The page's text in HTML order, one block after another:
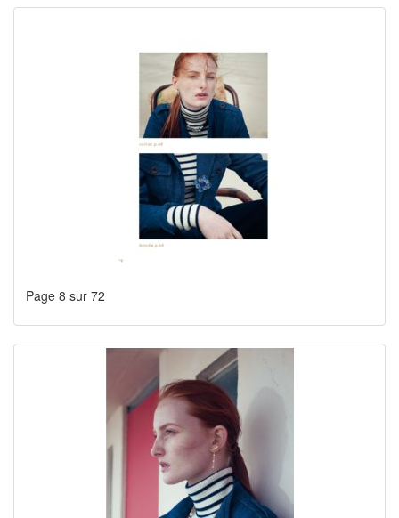
Page 8 sur 72